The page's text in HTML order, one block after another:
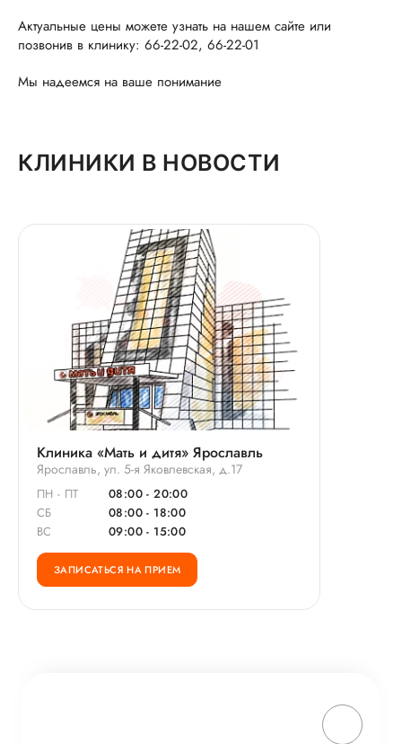
Актуальные цены можете узнать на нашем сайте или
позвонив в клинику: 66-22-02, 66-22-01
Мы надеемся на ваше понимание
КЛИНИКИ В НОВОСТИ
Клиника «Мать и дитя» Ярославль
Ярославль, ул. 5-я Яковлевская, д.17
ПН - ПТ
08:00 - 20:00
СБ
08:00 - 18:00
ВС
09:00 - 15:00
ЗАПИСАТЬСЯ НА ПРИЕМ